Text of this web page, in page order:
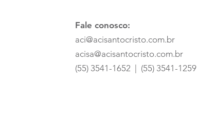
Fale conosco:
aci@acisantocristo.com.br
acisa@acisantocristo.com.br
(55) 3541-1652 | (55) 3541-1259